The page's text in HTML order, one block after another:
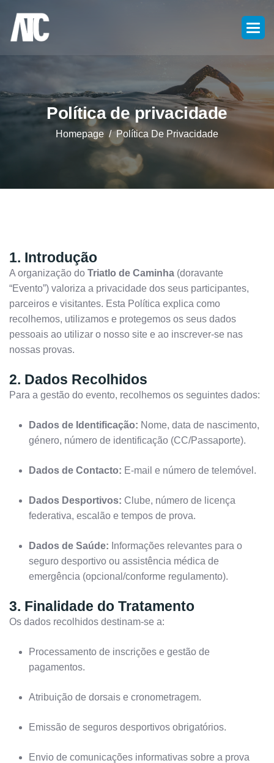
Política de privacidade
Homepage Política De Privacidade
1. Introdução
A organização do Triatlo de Caminha (doravante
“Evento”) valoriza a privacidade dos seus participantes,
parceiros e visitantes. Esta Política explica como
recolhemos, utilizamos e protegemos os seus dados
pessoais ao utilizar o nosso site e ao inscrever-se nas
nossas provas.
2. Dados Recolhidos
Para a gestão do evento, recolhemos os seguintes dados:
Dados de Identificação: Nome, data de nascimento,
género, número de identificação (CC/Passaporte).
Dados de Contacto: E-mail e número de telemóvel.
Dados Desportivos: Clube, número de licença
federativa, escalão e tempos de prova.
Dados de Saúde: Informações relevantes para o
seguro desportivo ou assistência médica de
emergência (opcional/conforme regulamento).
3. Finalidade do Tratamento
Os dados recolhidos destinam-se a:
Processamento de inscrições e gestão de
pagamentos.
Atribuição de dorsais e cronometragem.
Emissão de seguros desportivos obrigatórios.
Envio de comunicações informativas sobre a prova